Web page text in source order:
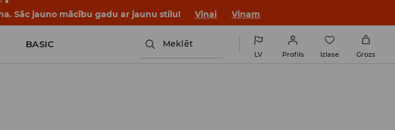
Sāc jauno mācību gadu ar jaunu stilu! Viņai Viņam
BASIC Meklēt
LV Profils Izlase Grozs